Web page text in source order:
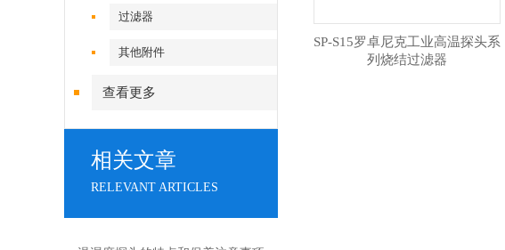
过滤器
其他附件
查看更多
相关文章
RELEVANT ARTICLES
SP-S15罗卓尼克工业高温探头系
列烧结过滤器